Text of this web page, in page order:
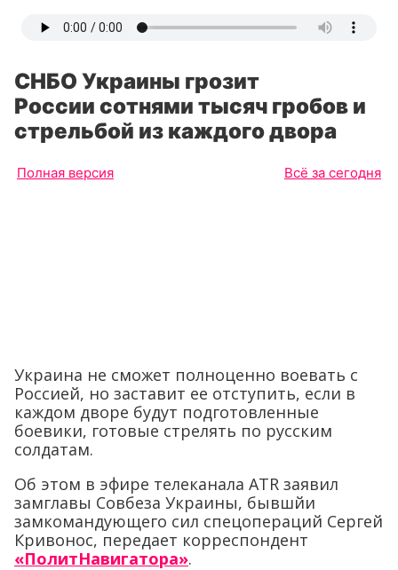
СНБО Украины грозит
России сотнями тысяч гробов и
стрельбой из каждого двора
Полная версия Всё за сегодня
Украина не сможет полноценно воевать с
Россией, но заставит ее отступить, если в
каждом дворе будут подготовленные
боевики, готовые стрелять по русским
солдатам.
Об этом в эфире телеканала ATR заявил
замглавы Совбеза Украины, бывшйи
замкомандующего сил спецопераций Сергей
Кривонос, передает корреспондент
«ПолитНавигатора».